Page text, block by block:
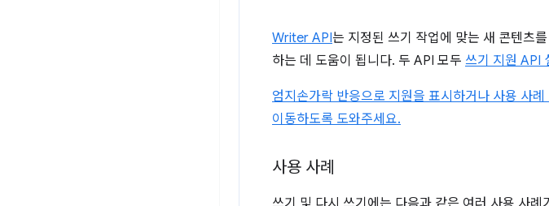
Writer API는 지정된 쓰기 작업에 맞는 새 콘텐츠
하는 데 도움이 됩니다. 두 API 모두 쓰기 지원 API
엄지손가락 반응으로 지원을 표시하거나 사용 사
이동하도록 도와주세요.
사용 사례